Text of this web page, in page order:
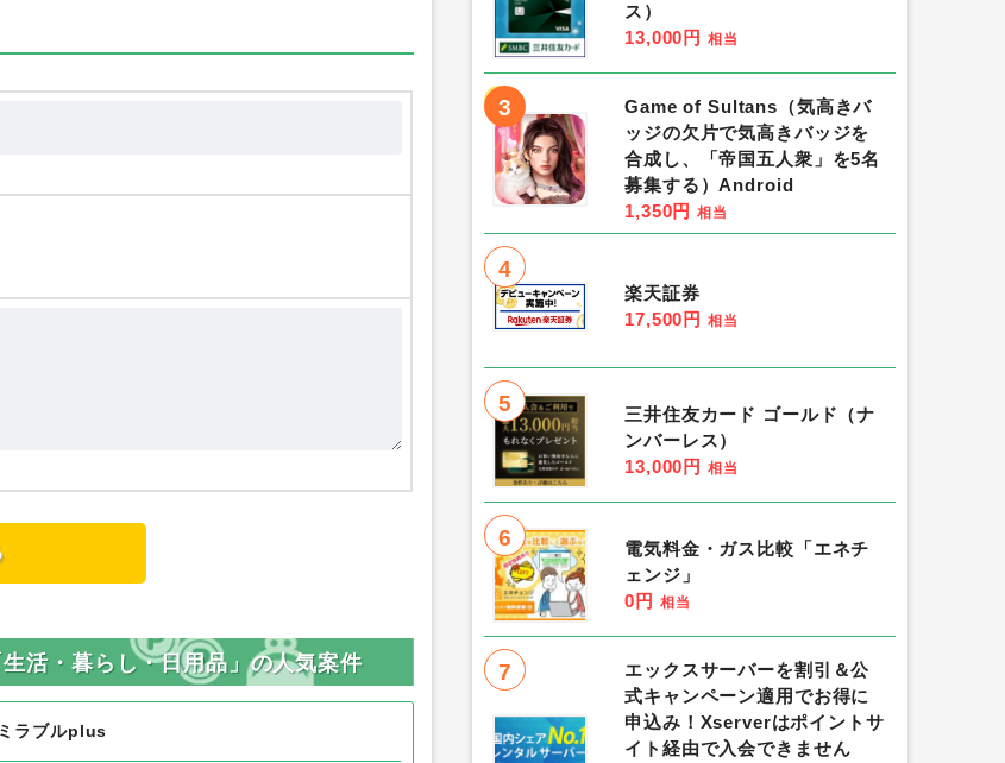
ス）
13,000円 相当
3
Game of Sultans（気高きバ
ッジの欠片で気高きバッジを
合成し、「帝国五人衆」を5名
募集する）Android
1,350円 相当
4
楽天証券
17,500円 相当
5
三井住友カード ゴールド（ナ
ンバーレス）
13,000円 相当
6
電気料金・ガス比較「エネチ
ェンジ」
0円 相当
7
エックスサーバーを割引＆公
式キャンペーン適用でお得に
申込み！Xserverはポイントサ
イト経由で入会できません